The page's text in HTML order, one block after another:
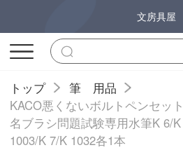
文房具屋
トップ
筆 用品
KACO悪くないボルトペンセッ
名ブラシ問題試験専用水筆K 6/
1003/K 7/K 1032各1本